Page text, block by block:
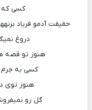
کسی که
حقیقت آدمو فریاد
دروغ
هنوز تو قصه
کسی به جرم
هنوز توی
گل رو